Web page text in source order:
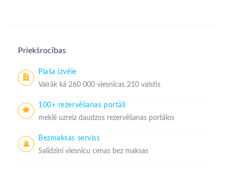
Priekšrocības
Plaša izvēle
Vairāk kā 260 000 viesnīcas 210 valstīs
100+ rezervēšanas portāli
meklē uzreiz daudzos rezervēšanas portālos
Bezmaksas serviss
Salīdzini viesnīcu cenas bez maksas